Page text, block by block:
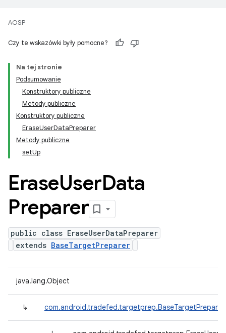
AOSP
Czy te wskazówki były pomocne?
Na tej stronie
Podsumowanie
Konstruktory publiczne
Metody publiczne
Konstruktory publiczne
EraseUserDataPreparer
Metody publiczne
setUp
EraseUserData
Preparer
public class EraseUserDataPreparer
extends BaseTargetPreparer
java.lang.Object
↳ com.android.tradefed.targetprep.BaseTargetPreparer